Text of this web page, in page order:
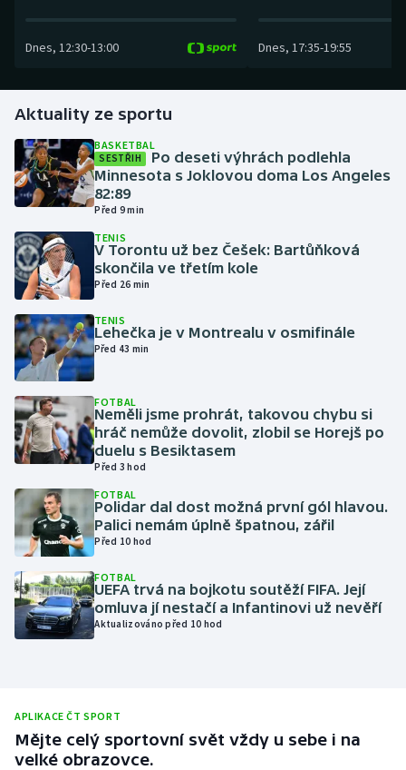
Golf
Gymnastika
Házená
Jezdectví
Judo
Krasobruslení
Lezení
Lyže a snowboard
Moderní pětiboj
Motorsport
Olympijské hry
Parasport
Plavání
Dnes, 12:30-13:00 Dnes, 17:35-19:55
Aktuality ze sportu
BASKETBAL
SESTŘIH
Po deseti výhrách podlehla
Minnesota s Joklovou doma Los Angeles
82:89
Před 9 min
TENIS
V Torontu už bez Češek: Bartůňková
skončila ve třetím kole
Před 26 min
TENIS
Lehečka je v Montrealu v osmifinále
Před 43 min
FOTBAL
Neměli jsme prohrát, takovou chybu si
hráč nemůže dovolit, zlobil se Horejš po
duelu s Besiktasem
Před 3 hod
FOTBAL
Polidar dal dost možná první gól hlavou.
Palici nemám úplně špatnou, zářil
Před 10 hod
FOTBAL
UEFA trvá na bojkotu soutěží FIFA. Její
omluva jí nestačí a Infantinovi už nevěří
Aktualizováno před 10 hod
APLIKACE ČT SPORT
Mějte celý sportovní svět vždy u sebe i na
velké obrazovce.